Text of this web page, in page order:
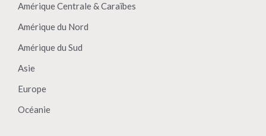
Amérique Centrale & Caraïbes
Amérique du Nord
Amérique du Sud
Asie
Europe
Océanie